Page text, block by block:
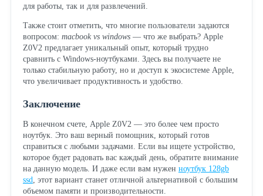
для работы, так и для развлечений.
Также стоит отметить, что многие пользователи задаются
вопросом: macbook vs windows— что же выбрать? Apple
Z0V2 предлагает уникальный опыт, который трудно
сравнить с Windows-ноутбуками. Здесь вы получаете не
только стабильную работу, но и доступ к экосистеме Apple,
что увеличивает продуктивность и удобство.
Заключение
В конечном счете, Apple Z0V2 — это более чем просто
ноутбук. Это ваш верный помощник, который готов
справиться с любыми задачами. Если вы ищете устройство,
которое будет радовать вас каждый день, обратите внимание
на данную модель. И даже если вам нужен ноутбук 128gb
ssd , этот вариант станет отличной альтернативой с большим
объемом памяти и производительности.